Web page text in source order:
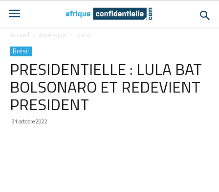
Accueil Amérique Brésil
Brésil
PRESIDENTIELLE : LULA BAT
BOLSONARO ET REDEVIENT
PRESIDENT
31 octobre 2022